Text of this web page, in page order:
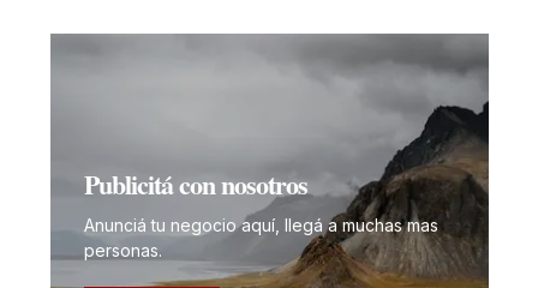
Publicitá con nosotros
Anunciá tu negocio aquí, llegá a muchas mas
personas.